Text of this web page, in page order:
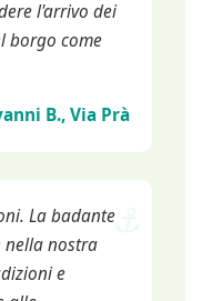
l'arrivo dei
borgo come
B., Via Prà
La badante
nella nostra
e